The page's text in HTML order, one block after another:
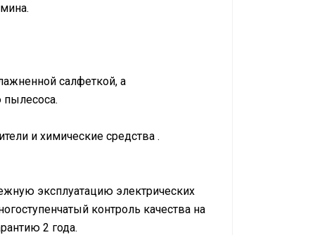
салфеткой, а
и химические средства .
эксплуатацию электрических
контроль качества на
2 года.